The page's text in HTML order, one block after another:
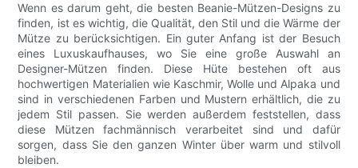
Wenn es darum geht, die besten Beanie-Mützen-Designs zu
finden, ist es wichtig, die Qualität, den Stil und die Wärme der
Mütze zu berücksichtigen. Ein guter Anfang ist der Besuch
eines Luxuskaufhauses, wo Sie eine große Auswahl an
Designer-Mützen finden. Diese Hüte bestehen oft aus
hochwertigen Materialien wie Kaschmir, Wolle und Alpaka und
sind in verschiedenen Farben und Mustern erhältlich, die zu
jedem Stil passen. Sie werden außerdem feststellen, dass
diese Mützen fachmännisch verarbeitet sind und dafür
sorgen, dass Sie den ganzen Winter über warm und stilvoll
bleiben.